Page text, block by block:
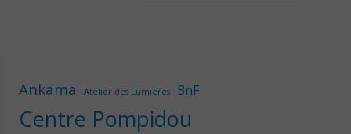
Ankama Atelier des Lumières BnF
Centre Pompidou